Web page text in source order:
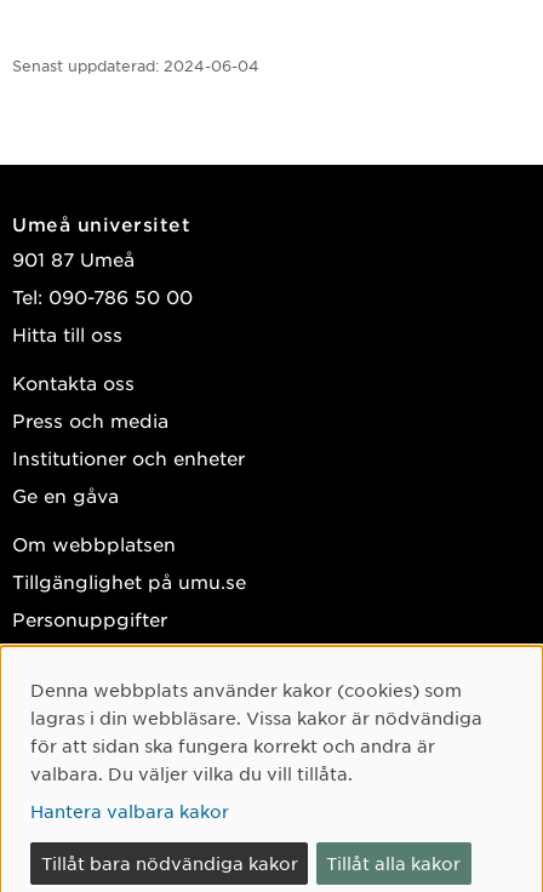
Senast uppdaterad: 2024-06-04
Umeå universitet
901 87 Umeå
Tel: 090-786 50 00
Hitta till oss
Kontakta oss
Press och media
Institutioner och enheter
Ge en gåva
Om webbplatsen
Tillgänglighet på umu.se
Personuppgifter
Facebook
Instagram
TikTok
Youtube
LinkedIn
Cookie-samtycke
Denna webbplats använder kakor (cookies) som
lagras i din webbläsare. Vissa kakor är nödvändiga
för att sidan ska fungera korrekt och andra är
valbara. Du väljer vilka du vill tillåta.
Hantera valbara kakor
Tillåt bara nödvändiga kakor Tillåt alla kakor